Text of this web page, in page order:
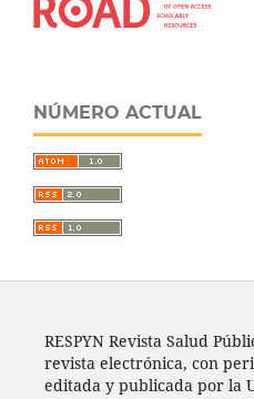
NÚMERO ACTUAL
RESPYN Revista Salud
revista electrónica, con
editada y publicada por la